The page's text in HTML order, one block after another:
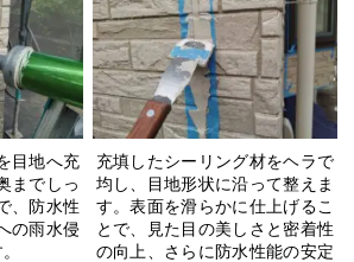
目地へ充
までしっ
、防水性
の雨水侵
充填したシーリング材をヘラで
均し、目地形状に沿って整えま
す。表面を滑らかに仕上げるこ
とで、見た目の美しさと密着性
の向上、さらに防水性能の安定